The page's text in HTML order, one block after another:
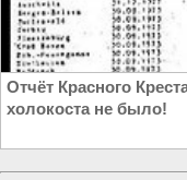
Отчёт Красного
холокоста не было!